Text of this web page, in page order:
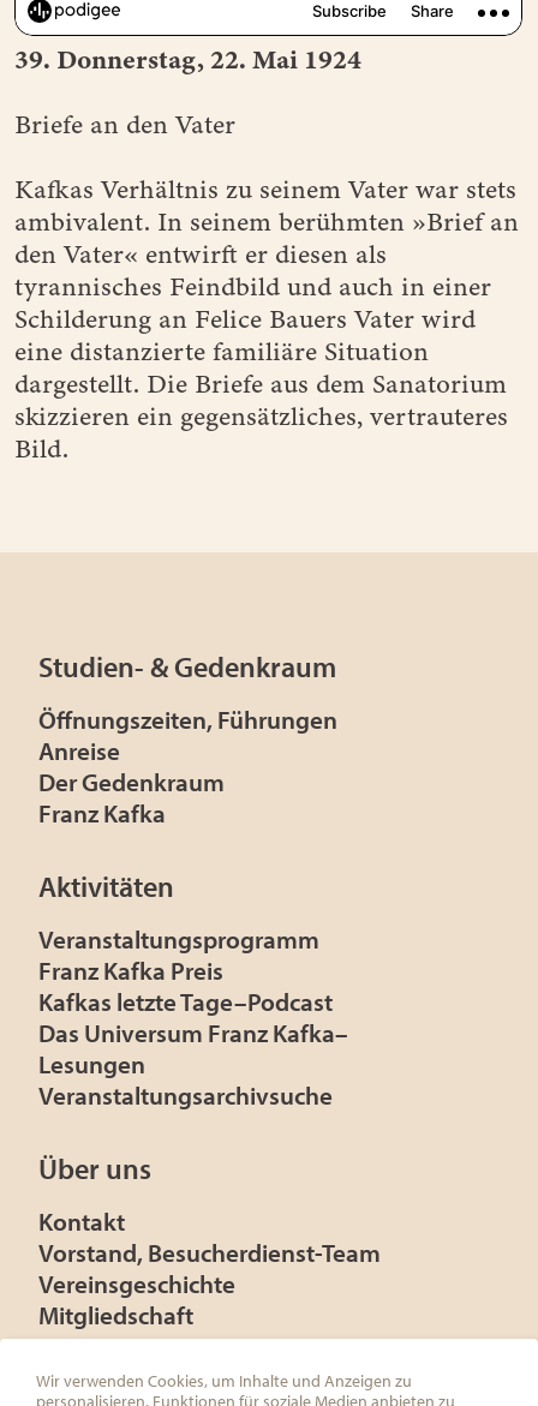
39. Donnerstag, 22. Mai 1924
Briefe an den Vater
Kafkas Verhältnis zu seinem Vater war stets
ambivalent. In seinem berühmten »Brief an
den Vater« entwirft er diesen als
tyrannisches Feindbild und auch in einer
Schilderung an Felice Bauers Vater wird
eine distanzierte familiäre Situation
dargestellt. Die Briefe aus dem Sanatorium
skizzieren ein gegensätzliches, vertrauteres
Bild.
Studien- & Gedenkraum
Öffnungszeiten, Führungen
Anreise
Der Gedenkraum
Franz Kafka
Aktivitäten
Veranstaltungsprogramm
Franz Kafka Preis
Kafkas letzte Tage–Podcast
Das Universum Franz Kafka–
Lesungen
Veranstaltungsarchivsuche
Über uns
Kontakt
Vorstand, Besucherdienst-Team
Vereinsgeschichte
Mitgliedschaft
Presse
Förderer
Wir verwenden Cookies, um Inhalte und Anzeigen zu
personalisieren, Funktionen für soziale Medien anbieten zu